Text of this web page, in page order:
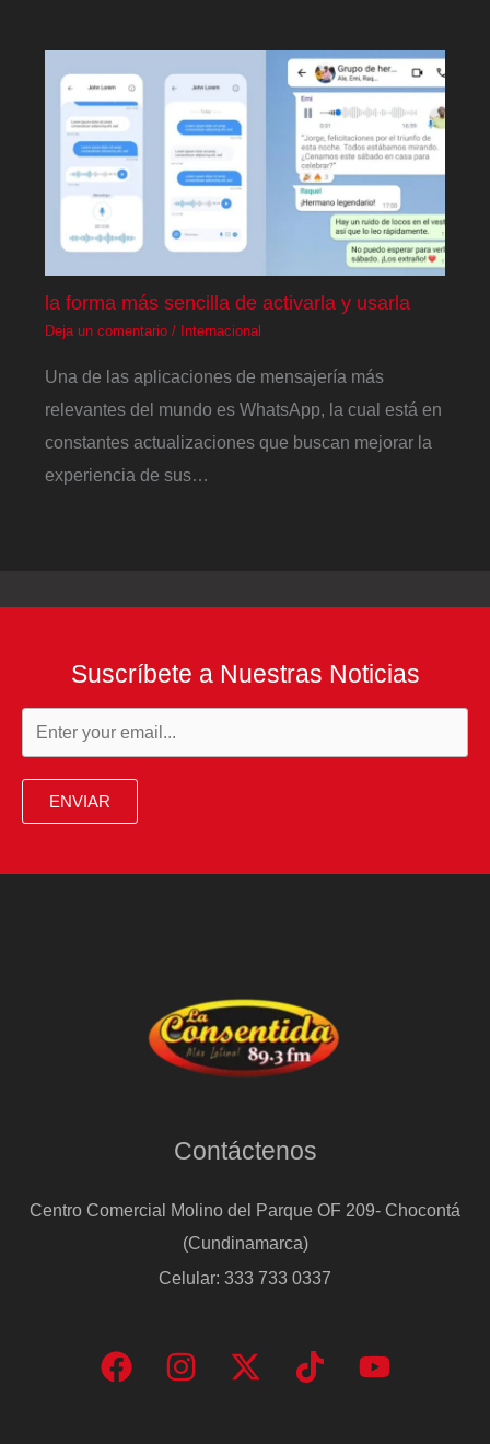
la forma más sencilla de activarla y usarla
Deja un comentario / Internacional
Una de las aplicaciones de mensajería más
relevantes del mundo es WhatsApp, la cual está en
constantes actualizaciones que buscan mejorar la
experiencia de sus…
Suscríbete a Nuestras Noticias
ENVIAR
Contáctenos
Centro Comercial Molino del Parque OF 209- Chocontá
(Cundinamarca)
Celular: 333 733 0337